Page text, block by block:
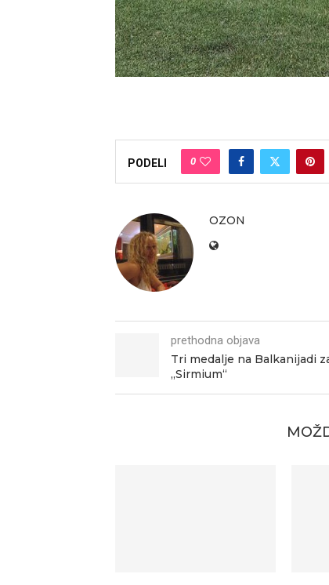
PODELI 0
OZON
prethodna objava
Tri medalje na Balkanijadi
„Sirmium“